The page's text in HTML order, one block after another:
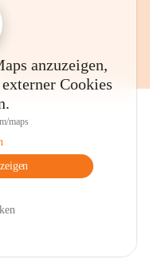
anzuzeigen,
Cookies
maps